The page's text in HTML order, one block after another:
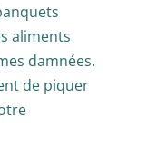
aliments
damnées.
de piquer